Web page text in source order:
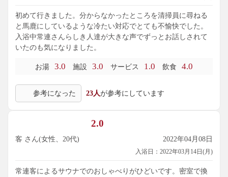
初めて行きました。分からなかったところを清掃員に尋ねる
と馬鹿にしているような冷たい対応でとても不愉快でした。
入浴中常連さんらしき人達が大きな声でずっとお話しされて
いたのも気になりました。
お湯 3.0 施設 3.0 サービス 1.0 飲食 4.0
参考になった 23人が参考にしています
2.0
客 さん(女性、20代) 2022年04月08日
入浴日：2022年03月14日(月)
常連客によるサウナでのおしゃべりがひどいです。密室で換